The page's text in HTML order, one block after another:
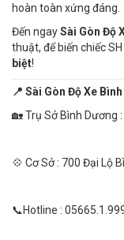
hoàn toàn xứng đáng.
Đến ngaySài Gòn Độ
thuật, để biến chiếc
biệt!
📍 Sài Gòn Độ Xe
🏡 Trụ Sở Bình Dương :
💠 Cơ Sở : 700 Đại Lộ
📞Hotline :